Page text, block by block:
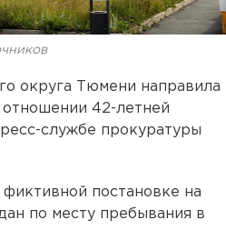
округа Тюмени направила
42-летней
службе прокуратуры
постановке на
по месту пребывания в